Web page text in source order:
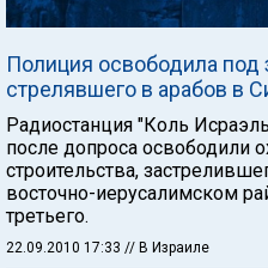
Полиция освободила под
стрелявшего в арабов в
Радиостанция "Коль
после допроса освободили
строительства,
восточно-иерусалимском
третьего.
22.09.2010 17:33 // В Израиле